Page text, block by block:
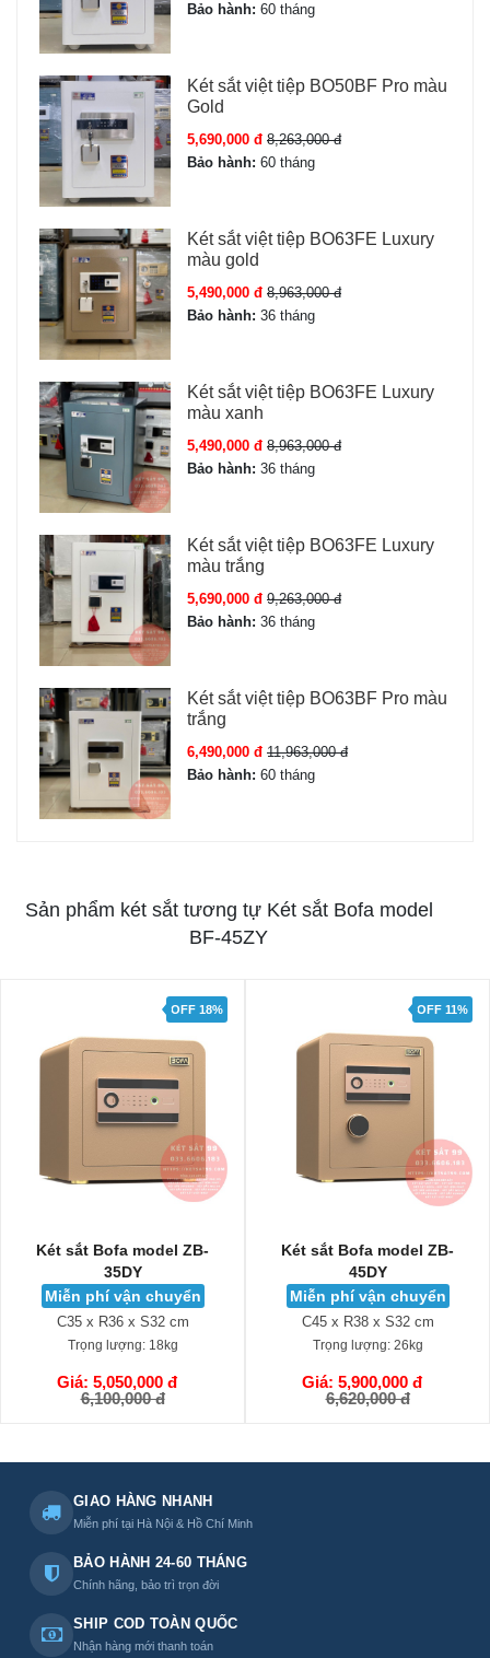
Bảo hành: 60 tháng
Két sắt việt tiệp BO50BF Pro màu
Gold
5,690,000 đ 8,263,000 đ
Bảo hành: 60 tháng
Két sắt việt tiệp BO63FE Luxury
màu gold
5,490,000 đ 8,963,000 đ
Bảo hành: 36 tháng
Két sắt việt tiệp BO63FE Luxury
màu xanh
5,490,000 đ 8,963,000 đ
Bảo hành: 36 tháng
Két sắt việt tiệp BO63FE Luxury
màu trắng
5,690,000 đ 9,263,000 đ
Bảo hành: 36 tháng
Két sắt việt tiệp BO63BF Pro màu
trắng
6,490,000 đ 11,963,000 đ
Bảo hành: 60 tháng
Sản phẩm két sắt tương tự Két sắt Bofa model
BF-45ZY
OFF 18%
Két sắt Bofa model ZB-
35DY
Miễn phí vận chuyển
C35 x R36 x S32 cm
Trọng lượng:18kg
Giá: 5,050,000 đ
6,100,000 đ
GIỎ HÀNG
OFF 11%
Két sắt Bofa model ZB-
45DY
Miễn phí vận chuyển
C45 x R38 x S32 cm
Trọng lượng:26kg
Giá: 5,900,000 đ
6,620,000 đ
GIỎ HÀNG
GIAO HÀNG NHANH
Miễn phí tại Hà Nội & Hồ Chí Minh
BẢO HÀNH 24-60 THÁNG
Chính hãng, bảo trì trọn đời
SHIP COD TOÀN QUỐC
Nhận hàng mới thanh toán